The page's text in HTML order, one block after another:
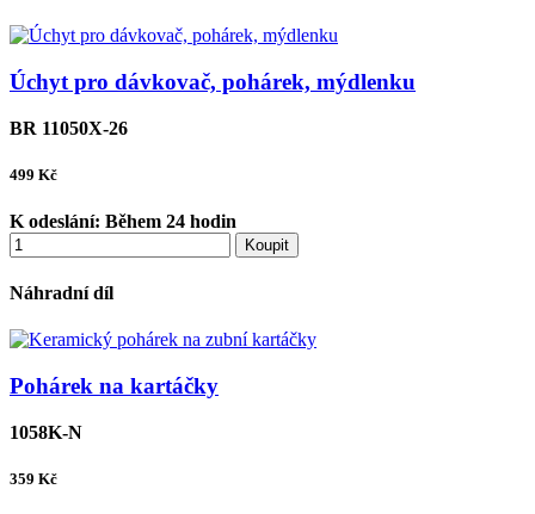
Úchyt pro dávkovač, pohárek, mýdlenku
BR 11050X-26
499 Kč
K odeslání: Během 24 hodin
Koupit
Náhradní díl
Pohárek na kartáčky
1058K-N
359 Kč